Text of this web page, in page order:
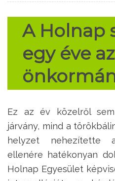
A Holnap
egy éve az
Ez az év közelről
járvány, mind a
helyzet nehezítette
ellenére hatékonyan
Holnap Egyesület